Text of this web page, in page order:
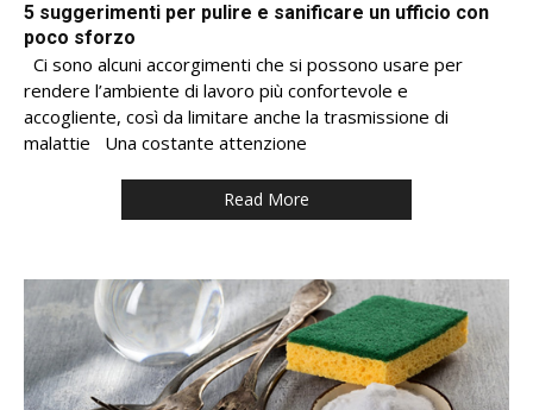
5 suggerimenti per pulire e sanificare un ufficio con
poco sforzo
Ci sono alcuni accorgimenti che si possono usare per
rendere l’ambiente di lavoro più confortevole e
accogliente, così da limitare anche la trasmissione di
malattie Una costante attenzione
Read More